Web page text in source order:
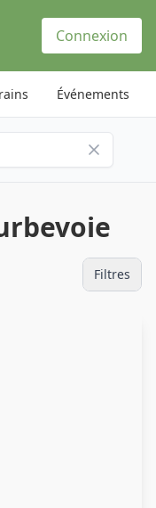
Connexion
Événements
Filtres